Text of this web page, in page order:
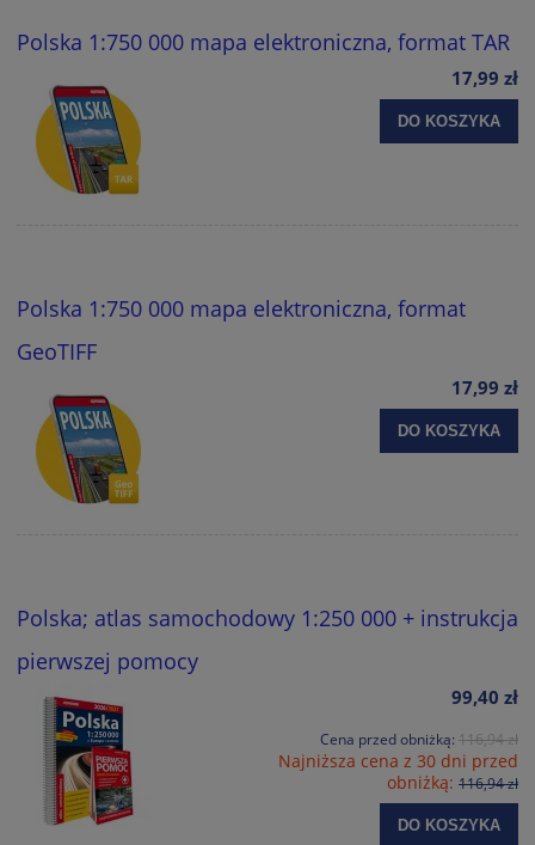
Polska 1:750 000 mapa elektroniczna, format TAR
17,99 zł
DO KOSZYKA
Polska 1:750 000 mapa elektroniczna, format
GeoTIFF
17,99 zł
DO KOSZYKA
Polska; atlas samochodowy 1:250 000 + instrukcja
pierwszej pomocy
99,40 zł
Cena przed obniżką: 116,94 zł
Najniższa cena z 30 dni przed
obniżką: 116,94 zł
DO KOSZYKA